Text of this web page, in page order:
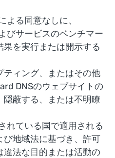
よる同意なしに、
びサービスのベンチマー
果を実行または開示する
ティング、またはその他
DNSのウェブサイトの
隠蔽する、または不明瞭
れている国で適用される
び地域法に基づき、許可
違法な目的または活動の